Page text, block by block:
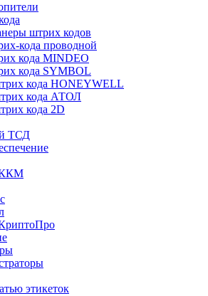
штрих кодов
кода проводной
кода MINDEO
кода SYMBOL
кода HONEYWELL
кода АТОЛ
кода 2D
ТСД
ККМ
этикеток